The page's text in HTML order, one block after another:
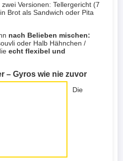
Versionen: Tellergericht (7
Brot als Sandwich oder Pita
nach Belieben mischen:
oder Halb Hähnchen /
echt flexibel und
– Gyros wie nie zuvor
Die